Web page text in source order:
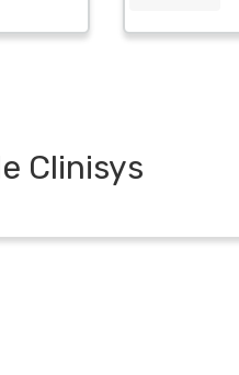
Clinisys